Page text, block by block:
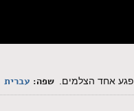
שפה: עברית